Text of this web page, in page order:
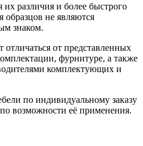
различия и более быстрого
образцов не являются
знаком.
от представленных
фурнитуре, а также
комплектующих и
по индивидуальному заказу
возможности её применения.